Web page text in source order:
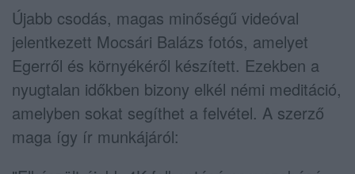
Újabb csodás, magas minőségű videóval
jelentkezett Mocsári Balázs fotós, amelyet
Egerről és környékéről készített. Ezekben a
nyugtalan időkben bizony elkél némi meditáció,
amelyben sokat segíthet a felvétel. A szerző
maga így ír munkájáról: